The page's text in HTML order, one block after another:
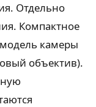
Отдельно
Компактное
камеры
объектив).